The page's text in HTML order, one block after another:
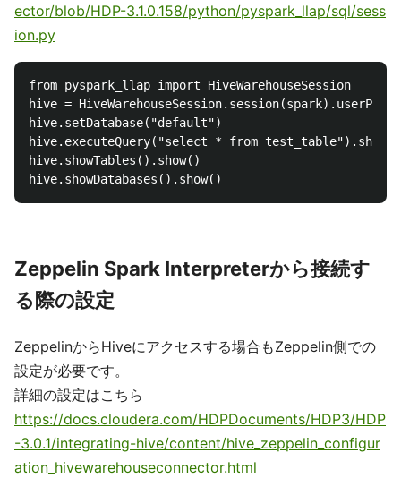
ector/blob/HDP-3.1.0.158/python/pyspark_llap/sql/sess
ion.py
from pyspark_llap import HiveWarehouseSession
hive =
hive.setDatabase("default")
hive.executeQuery("select * from test_table").show()
hive.showTables().show()
Zeppelin Spark Interpreterから接続す
る際の設定
ZeppelinからHiveにアクセスする場合もZeppelin側での
設定が必要です。
詳細の設定はこちら
https://docs.cloudera.com/HDPDocuments/HDP3/HDP
-3.0.1/integrating-hive/content/hive_zeppelin_configur
ation_hivewarehouseconnector.html